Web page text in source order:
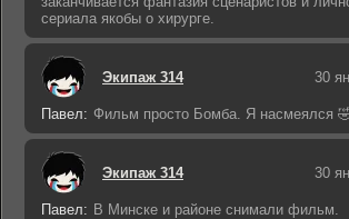
сериала якобы о хирурге.
Экипаж 314 30
Павел: Фильм просто Бомба. Я насмеялся
Экипаж 314 30
Павел: В Минске и районе снимали фильм.